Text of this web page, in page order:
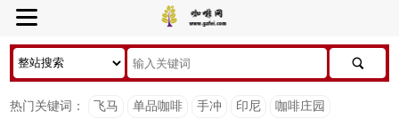
热门关键词： 飞马 单品咖啡 手冲 印尼 咖啡庄园